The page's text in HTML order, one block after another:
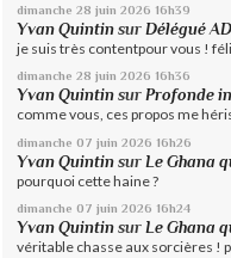
dimanche 28 juin 2026 16h39
Yvan Quintin surDélégué
je suis très contentpour vous !
dimanche 28 juin 2026 16h36
Yvan Quintin surProfonde
comme vous, ces propos me
dimanche 07 juin 2026 16h26
Yvan Quintin sur Le Ghana
pourquoi cette haine ?
dimanche 07 juin 2026 16h24
Yvan Quintin surLe Ghana
véritable chasse aux sorcières !